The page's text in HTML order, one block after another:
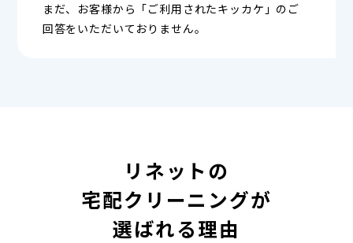
まだ、お客様から「ご利用されたキッカケ」のご
回答をいただいておりません。
リネットの
宅配クリーニングが
選ばれる理由